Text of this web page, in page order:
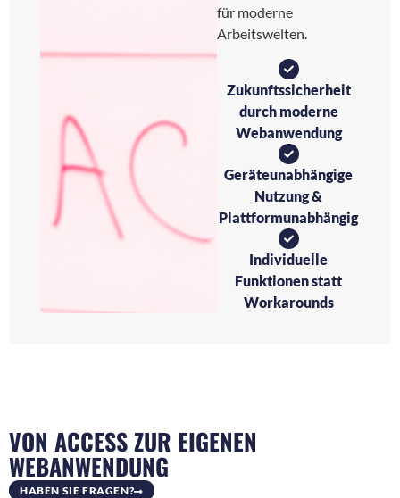
für moderne
Arbeitswelten.
Zukunftssicherheit
durch moderne
Webanwendung
Geräteunabhängige
Nutzung &
Plattformunabhängig
Individuelle
Funktionen statt
Workarounds
VON ACCESS ZUR EIGENEN
WEBANWENDUNG
HABEN SIE FRAGEN?